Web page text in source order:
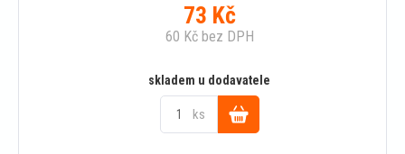
73 Kč
60 Kčbez DPH
skladem u dodavatele
ks